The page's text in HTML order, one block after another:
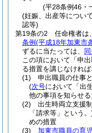
(平28条例46・
(妊娠、出産等につい
認等)
第19条の2
任命権者は、
条例(平成18年加東市
ずるに当たっては、
この項において「申
る措置を講じなければ
(1)
申出職員の仕事
(次号において「出
他の事項を知らせ
(2)
出生時両立支援
「請求等」という。
めの措置
(3)
加東市職員の育